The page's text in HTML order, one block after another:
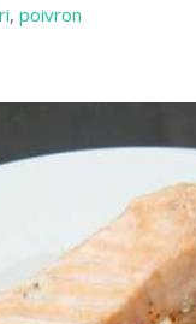
, poivron